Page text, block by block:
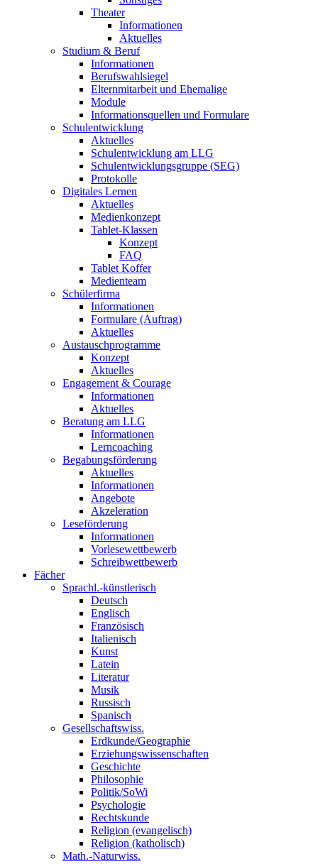
Theater
Informationen
Aktuelles
Studium & Beruf
Informationen
Berufswahlsiegel
Elternmitarbeit und Ehemalige
Module
Informationsquellen und Formulare
Schulentwicklung
Aktuelles
Schulentwicklung am LLG
Schulentwicklungsgruppe (SEG)
Protokolle
Digitales Lernen
Aktuelles
Medienkonzept
Tablet-Klassen
Konzept
FAQ
Tablet Koffer
Medienteam
Schülerfirma
Informationen
Formulare (Auftrag)
Aktuelles
Austauschprogramme
Konzept
Aktuelles
Engagement & Courage
Informationen
Aktuelles
Beratung am LLG
Informationen
Lerncoaching
Begabungsförderung
Aktuelles
Informationen
Angebote
Akzeleration
Leseförderung
Informationen
Vorlesewettbewerb
Schreibwettbewerb
Fächer
Sprachl.-künstlerisch
Deutsch
Englisch
Französisch
Italienisch
Kunst
Latein
Literatur
Musik
Russisch
Spanisch
Gesellschaftswiss.
Erdkunde/Geographie
Erziehungswissenschaften
Geschichte
Philosophie
Politik/SoWi
Psychologie
Rechtskunde
Religion (evangelisch)
Religion (katholisch)
Math.-Naturwiss.